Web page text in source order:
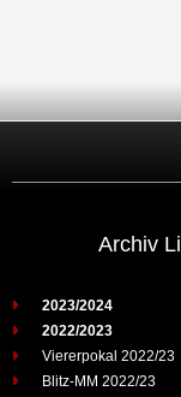
Archiv
2023/2024
2022/2023
Viererpokal 2022/23
Blitz-MM 2022/23